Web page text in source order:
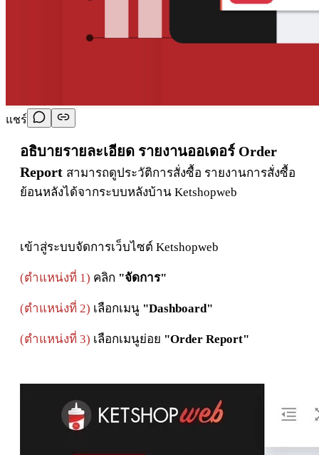
แชร์
อธิบายรายละเอียด รายงานออเดอร์ Order
Report สามารถดูประวัติการสั่งซื้อ รายงานการสั่งซื้อ
ย้อนหลังได้จากระบบหลังบ้าน Ketshopweb
เข้าสู่ระบบจัดการเว็บไซต์ Ketshopweb
(ตำแหน่งที่ 1) คลิก "จัดการ"
(ตำแหน่งที่ 2) เลือกเมนู "Dashboard"
(ตำแหน่งที่ 3) เลือกเมนูย่อย "Order Report"